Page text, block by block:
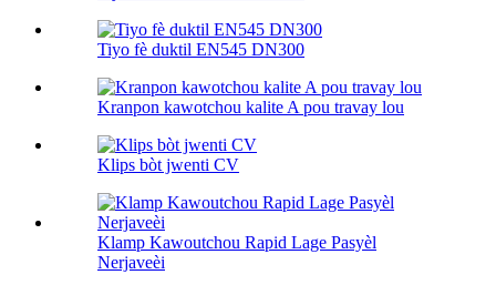
Tiyo fè duktil EN545 DN300
Kranpon kawotchou kalite A pou travay lou
Klips bòt jwenti CV
Klamp Kawoutchou Rapid Lage Pasyèl
Nerjaveèi